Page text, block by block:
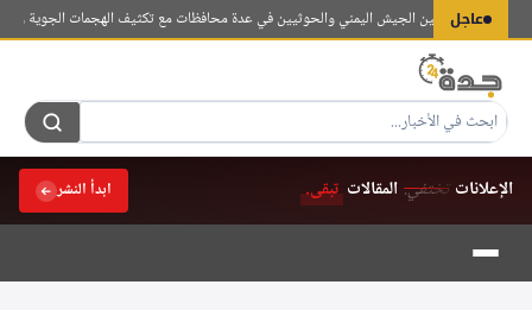
عاجل
عنيفة بين الجيش اليمني والحوثيين في عدة محافظات مع تكثيف الهجمات الجوية
الإعلانات تختفي.المقالات تبقى. ابدأ النشر
التجاوز
المحتوى